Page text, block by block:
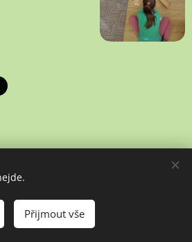
02. 07. 2026
Přijmout vše